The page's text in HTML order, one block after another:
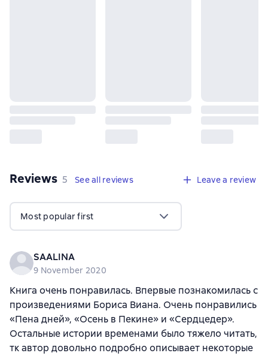
Reviews 5 reviews
5 See all reviews Leave a review
Most popular first
SAALINA
9 November 2020
Книга очень понравилась. Впервые познакомилась с
произведениями Бориса Виана. Очень понравились
«Пена дней», «Осень в Пекине» и «Сердцедер».
Остальные истории временами было тяжело читать,
тк автор довольно подробно описывает некоторые